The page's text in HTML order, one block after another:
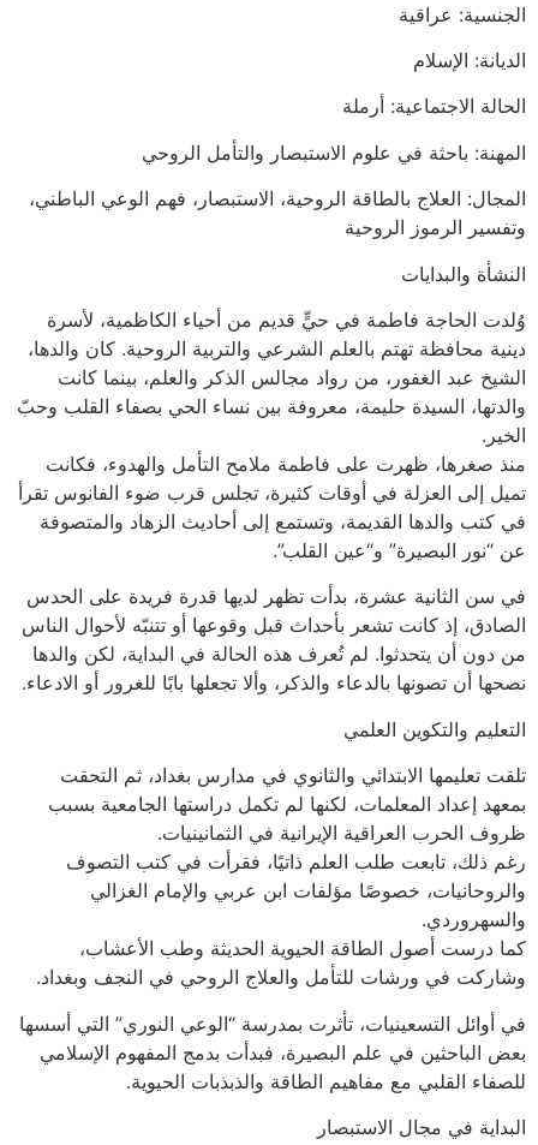
الجنسية: عراقية
الديانة: الإسلام
الحالة الاجتماعية: أرملة
المهنة: باحثة في علوم الاستبصار والتأمل الروحي
المجال: العلاج بالطاقة الروحية، الاستبصار، فهم الوعي الباطني،
وتفسير الرموز الروحية
النشأة والبدايات
وُلدت الحاجة فاطمة في حيٍّ قديم من أحياء الكاظمية، لأسرة
دينية محافظة تهتم بالعلم الشرعي والتربية الروحية. كان والدها،
الشيخ عبد الغفور، من رواد مجالس الذكر والعلم، بينما كانت
والدتها، السيدة حليمة، معروفة بين نساء الحي بصفاء القلب وحبّ
الخير.
منذ صغرها، ظهرت على فاطمة ملامح التأمل والهدوء، فكانت
تميل إلى العزلة في أوقات كثيرة، تجلس قرب ضوء الفانوس تقرأ
في كتب والدها القديمة، وتستمع إلى أحاديث الزهاد والمتصوفة
عن “نور البصيرة” و“عين القلب”.
في سن الثانية عشرة، بدأت تظهر لديها قدرة فريدة على الحدس
الصادق، إذ كانت تشعر بأحداث قبل وقوعها أو تتنبّه لأحوال الناس
من دون أن يتحدثوا. لم تُعرف هذه الحالة في البداية، لكن والدها
نصحها أن تصونها بالدعاء والذكر، وألا تجعلها بابًا للغرور أو الادعاء.
التعليم والتكوين العلمي
تلقت تعليمها الابتدائي والثانوي في مدارس بغداد، ثم التحقت
بمعهد إعداد المعلمات، لكنها لم تكمل دراستها الجامعية بسبب
ظروف الحرب العراقية الإيرانية في الثمانينيات.
رغم ذلك، تابعت طلب العلم ذاتيًا، فقرأت في كتب التصوف
والروحانيات، خصوصًا مؤلفات ابن عربي والإمام الغزالي
والسهروردي.
كما درست أصول الطاقة الحيوية الحديثة وطب الأعشاب،
وشاركت في ورشات للتأمل والعلاج الروحي في النجف وبغداد.
في أوائل التسعينيات، تأثرت بمدرسة “الوعي النوري” التي أسسها
بعض الباحثين في علم البصيرة، فبدأت بدمج المفهوم الإسلامي
للصفاء القلبي مع مفاهيم الطاقة والذبذبات الحيوية.
البداية في مجال الاستبصار